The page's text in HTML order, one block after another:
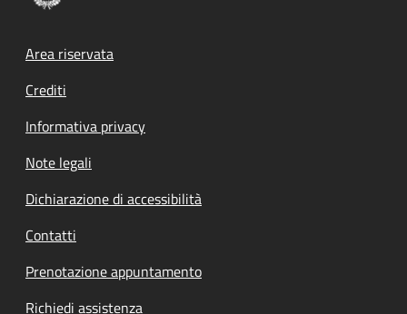
Footer menu
Area riservata
Crediti
Informativa privacy
Note legali
Dichiarazione di accessibilità
Contatti
Prenotazione appuntamento
Richiedi assistenza